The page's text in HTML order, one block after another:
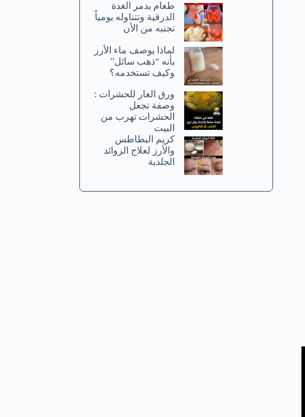
طعام يدمر الغدة
الدرقية وتتناوله يومياً
تجنبه من الأن
لماذا يوصف ماء الأرز
بأنه “ذهب سائل”
وكيف تستخدمه؟
ورق الغار للحشرات :
وصفة تجعل
الحشرات تهرب من
البيت
كريم البطاطس
والأرز لعلاج الزوائد
الجلدية